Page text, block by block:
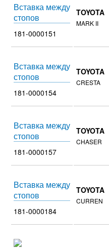
Вставка между
стопов
181-0000151
TOYOTA
MARK II
Вставка между
стопов
181-0000154
TOYOTA
CRESTA
Вставка между
стопов
181-0000157
TOYOTA
CHASER
Вставка между
стопов
181-0000184
TOYOTA
CURREN